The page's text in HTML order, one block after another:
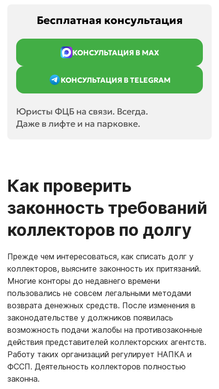
Бесплатная консультация
КОНСУЛЬТАЦИЯ В MAX
КОНСУЛЬТАЦИЯ В TELEGRAM
Юристы ФЦБ на связи. Всегда.
Даже в лифте и на парковке.
Как проверить
законность требований
коллекторов по долгу
Прежде чем интересоваться, как списать долг у
коллекторов, выясните законность их притязаний.
Многие конторы до недавнего времени
пользовались не совсем легальными методами
возврата денежных средств. После изменения в
законодательстве у должников появилась
возможность подачи жалобы на противозаконные
действия представителей коллекторских агентств.
Работу таких организаций регулирует НАПКА и
ФССП. Деятельность коллекторов полностью
законна.